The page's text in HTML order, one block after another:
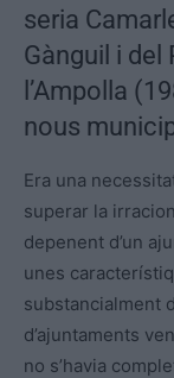
seria
Gànguil i del
l’Ampolla
nous
Era una
superar la
depenent d’un
unes
substancialment
d’ajuntaments
no s’havia